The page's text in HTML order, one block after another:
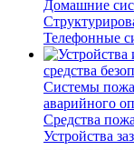
Домашние
Телефонные
средства
Системы
аварийного
Средства
Устройства